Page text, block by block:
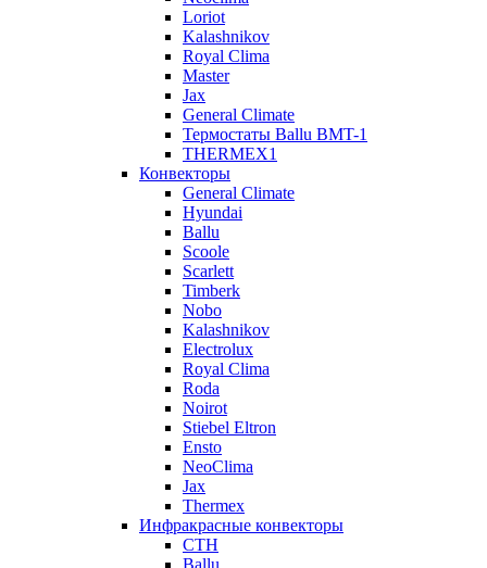
Loriot
Kalashnikov
Royal Clima
Master
Jax
General Climate
Термостаты Ballu BMT-1
THERMEX1
Конвекторы
General Climate
Hyundai
Ballu
Scoole
Scarlett
Timberk
Nobo
Kalashnikov
Electrolux
Royal Clima
Roda
Noirot
Stiebel Eltron
Ensto
NeoClima
Jax
Thermex
Инфракрасные конвекторы
CTH
Ballu